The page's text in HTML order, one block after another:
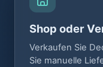
Shop oder
Verkaufen Sie
Sie manuelle